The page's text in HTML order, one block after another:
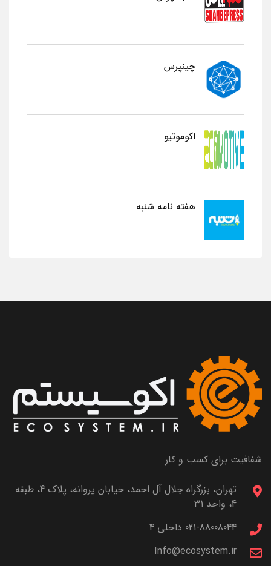
چینپرس
اکوموتیو
هفته نامه شنبه
شفافیت برای کسب و کار
تهران، بزرگراه جلال آل احمد، خیابان پروانه، پلاک 4، طبقه
4، واحد 31
021-88008044 داخلی 4
Info@ecosystem.ir